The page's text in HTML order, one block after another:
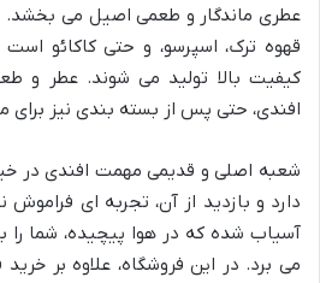
عطری ماندگار و طعمی اصیل می
قهوه ترک، اسپرسو، و حتی کاکائو
کیفیت بالا تولید می شوند. عطر
افندی، حتی پس از بسته بندی نیز
شعبه اصلی و قدیمی مهمت افندی در
دارد و بازدید از آن، تجربه ای
آسیاب شده که در هوا پیچیده، شما را
می برد. در این فروشگاه، علاوه بر خرید